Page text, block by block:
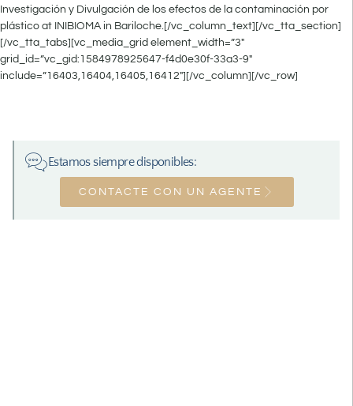
Investigación y Divulgación de los efectos de la contaminación por
plástico at INIBIOMA in Bariloche.[/vc_column_text][/vc_tta_section]
[/vc_tta_tabs][vc_media_grid element_width=”3″
grid_id=”vc_gid:1584978925647-f4d0e30f-33a3-9″
include=”16403,16404,16405,16412″][/vc_column][/vc_row]
Estamos siempre disponibles:
CONTACTE CON UN AGENTE